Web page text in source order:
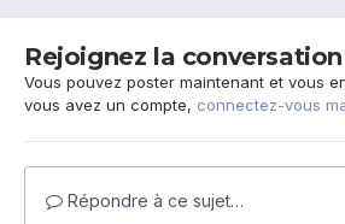
Rejoignez la conversation
Vous pouvez poster maintenant et vous
vous avez un compte, connectez-vous
Répondre à ce sujet…